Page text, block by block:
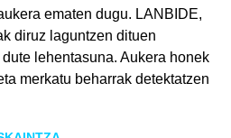
ematen dugu. LANBIDE,
diruz laguntzen dituen
lehentasuna. Aukera honek
merkatu beharrak detektatzen